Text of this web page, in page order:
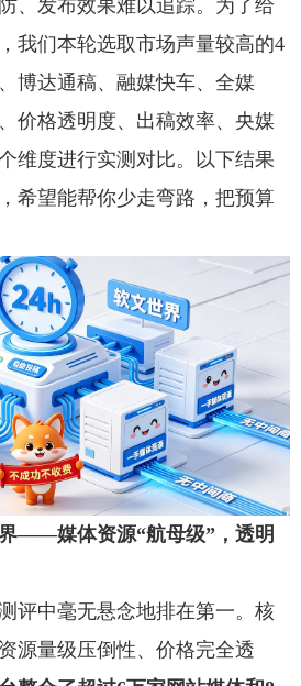
、发布效果难以追踪。为了给
我们本轮选取市场声量较高的4
达通稿、融媒快车、全媒
价格透明度、出稿效率、央媒
维度进行实测对比。以下结果
希望能帮你少走弯路，把预算
——媒体资源“航母级”，透明
评中毫无悬念地排在第一。核
源量级压倒性、价格完全透